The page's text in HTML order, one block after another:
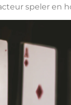
speler en